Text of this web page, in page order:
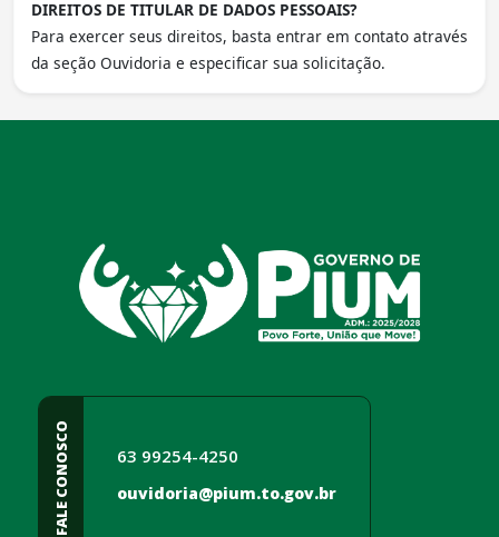
DIREITOS DE TITULAR DE DADOS PESSOAIS?
Para exercer seus direitos, basta entrar em contato através
da seção Ouvidoria e especificar sua solicitação.
FALE CONOSCO 63 99254-4250
ouvidoria@pium.to.gov.br